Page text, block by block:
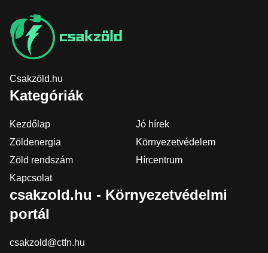
Csakzöld.hu
Kategóriák
Kezdőlap
Jó hírek
Zöldenergia
Környezetvédelem
Zöld rendszám
Hírcentrum
Kapcsolat
csakzold.hu - Környezetvédelmi
portál
csakzold@ctfn.hu